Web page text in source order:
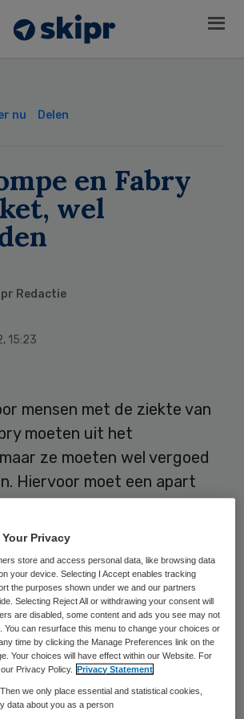
nu Delen
en Fabry
wel
Redactie
, 15:23
mensen met de ziekte van
moeten uit het
ze moeten wel vergoed
Hiervoor moet een apart
dan nauwgezet gevolgd om
de medicijnen werken. Werken
ze niet meer vergoed.
College voor
(CVZ) in zijn definitieve
kwestie aan minister Edith
Volksgezondheid.
Privacy
store and access personal data, like browsing data
your device. Selecting I Accept enables tracking
the purposes shown under we and our partners
Selecting Reject All or withdrawing your consent will
are disabled, some content and ads you see may not
You can resurface this menu to change your choices or
time by clicking the Manage Preferences link on the
Your choices will have effect within our Website. For
Privacy Policy.
Privacy Statement
we only place essential and statistical cookies,
data about you as a person